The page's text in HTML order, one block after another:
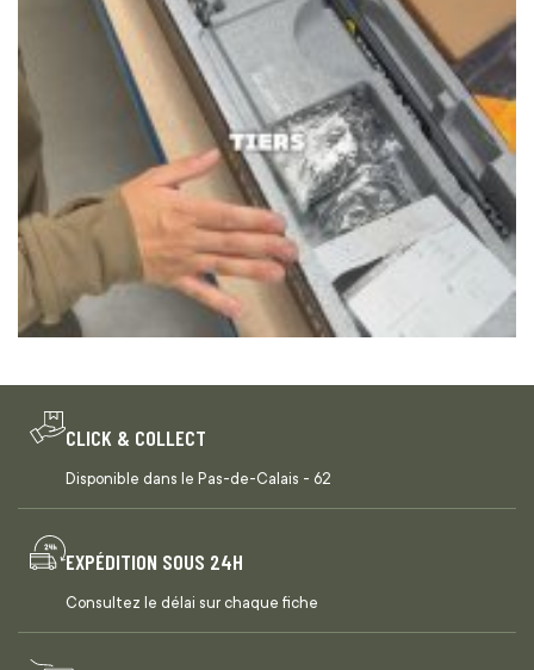
CLICK & COLLECT
Disponible dans le Pas-de-Calais - 62
EXPÉDITION SOUS 24H
Consultez le délai sur chaque fiche